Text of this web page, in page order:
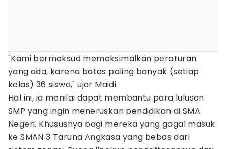
"Kami bermaksud memaksimalkan peraturan
yang ada, karena batas paling banyak (setiap
kelas) 36 siswa," ujar Maidi.
Hal ini, ia menilai dapat membantu para lulusan
SMP yang ingin meneruskan pendidikan di SMA
Negeri. Khususnya bagi mereka yang gagal masuk
ke SMAN 3 Taruna Angkasa yang bebas dari